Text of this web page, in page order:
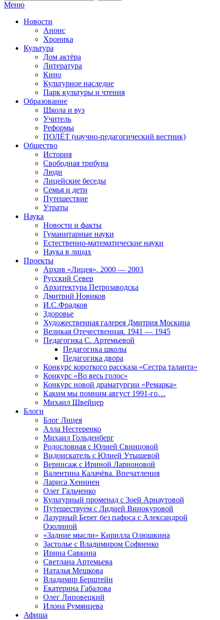
Меню
Новости
Анонс
Хроника
Культура
Дом актёра
Литература
Кино
Культурное наследие
Парк культуры и чтения
Образование
Школа и вуз
Учитель
Реформы
ПОЛЁТ (научно-педагогический вестник)
Общество
История
Свободная трибуна
Люди
Лицейские беседы
Семья и дети
Путешествие
Утраты
Наука
Новости и факты
Гуманитарные науки
Естественно-математические науки
Наука в лицах
Проекты
Архив «Лицея». 2000 — 2003
Русский Север
Архитектура Петрозаводска
Дмитрий Новиков
И.С.Фрадков
Здоровье
Художественная галерея Дмитрия Москина
Великая Отечественная. 1941 — 1945
Педагогика С. Артемьевой
Педагогика школы
Педагогика двора
Конкурс короткого рассказа «Сестра таланта»
Конкурс «Во весь голос»
Конкурс новой драматургии «Ремарка»
Каким мы помним август 1991-го…
Михаил Швейцер
Блоги
Блог Лицея
Алла Нестеренко
Михаил Гольденберг
Родословная с Юлией Свинцовой
Видоискатель с Юлией Утышевой
Вернисаж с Ириной Ларионовой
Валентина Калачёва. Впечатления
Лариса Хенинен
Олег Гальченко
Культурный променад с Зоей Арнаутовой
Путешествуем с Лидией Винокуровой
Лазурный Берег без пафоса с Александрой
Озолиной
«Задние мысли» Кирилла Олюшкина
Застолье с Владимиром Софиенко
Ирина Савкина
Светлана Артемьева
Наталья Мешкова
Владимир Берштейн
Екатерина Габалова
Олег Липовецкий
Илона Румянцева
Афиша